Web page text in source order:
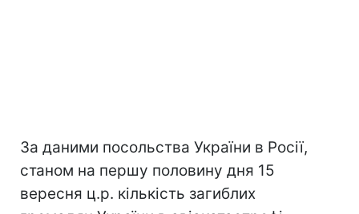
За даними посольства України в Росії,
станом на першу половину дня 15
вересня ц.р. кількість загиблих